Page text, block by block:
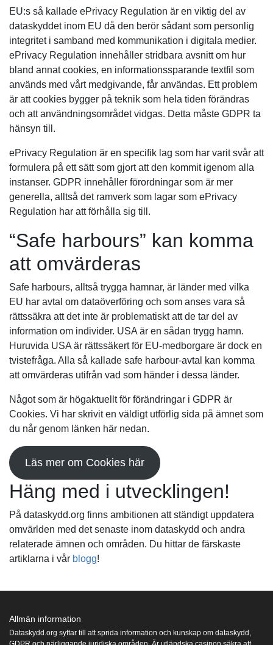
EU:s så kallade ePrivacy Regulation är en viktig del av
dataskyddet inom EU då den berör sådant som personlig
integritet i samband med kommunikation i digitala medier.
ePrivacy Regulation innehåller stridbara avsnitt om hur
bland annat cookies, en informationssparande textfil som
används med vårt medgivande, får användas. Ett problem
är att cookies bygger på teknik som hela tiden förändras
och att användningsområdet vidgas. Detta måste GDPR ta
hänsyn till.
ePrivacy Regulation är en specifik lag som har varit svår att
formulera på ett sätt som gjort att den kommit igenom alla
instanser. GDPR innehåller förordningar som är mer
generella, alltså det ramverk som lagar som ePrivacy
Regulation har att förhålla sig till.
“Safe harbours” kan komma
att omvärderas
Safe harbours, alltså trygga hamnar, är länder med vilka
EU har avtal om dataöverföring och som anses vara så
rättssäkra att det inte är problematiskt att de tar del av
information om individer. USA är en sådan trygg hamn.
Huruvida USA är rättssäkert för EU-medborgare är dock en
tvistefråga. Alla så kallade safe harbour-avtal kan komma
att omvärderas utifrån vad som händer i dessa länder.
Något som är högaktuellt för förändringar i GDPR är
Cookies. Vi har skrivit en väldigt utförlig sida på ämnet som
du når genom länken här nedan.
Läs mer om Cookies här
Häng med i utvecklingen!
På dataskydd.org finns ambitionen att ständigt uppdatera
omvärlden med det senaste inom dataskydd och andra
relaterade ämnen och områden. Du hittar de färskaste
artiklarna i vår blogg!
Allmän information
Dataskydd.org syftar till att sprida information och kunskap om dataskydd,